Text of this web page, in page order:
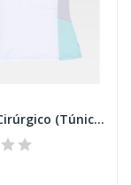
Pijama Cirúrgico (Túnica) senhora B51